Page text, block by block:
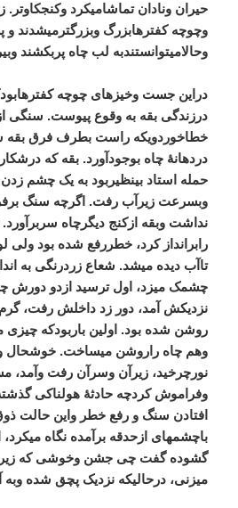
حیران ونادان تماشامیکرد وکنجکاوتر.
وچوچه کفترهابزرگ وبزرگترمیشدند و
وحالامیتوانستندبه لب چاه پربکشند
دراین جست وخیزهای چوچه
درزندگی بقه به وقوع پیوست. سنگی
خطاخوردویکه راست بطرف فرق بقه
دردهانۀ چاه بوجودآورد.بقه که درشکار
حمله استاد بینظیربود به یک چشم زدن
وبسرعت زیرآب رفت. اگرچه سنگ
نداشت وبقه ازکنج دیگرچاه سربرآورد
رابرانداز کرد، خطررفع شده بود ولی
تاآب دیده میشد. شعاع زردرنگی به
چشمک میزد، اول ترسید ازدو دورش
نزدیکش آمد، دور زد داخلش رفت، گرم
روشن شده بود. اولین باربودکه چیزی
وهم چاه راروشن میساخت.خوشحال
نورچرخید، زیرآن وسرآن رفت وآمد،
وفراموش کردچه حادثۀ هولناکی
افتادن سنگ و رفع خطر واین حالت
باچشمهای ازحدقه برآمده نگاه میکرد،
گشوده گفت چی جشن وخوشی که زیر
میزنی، درحالیکه نزدیک پچق شده وبه